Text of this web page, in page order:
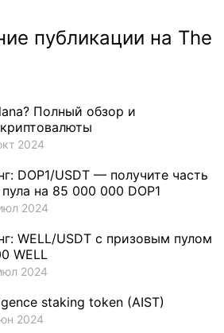
2
1
публикации на The
Полный обзор и
2024
DOP1/USDT — получите часть
на 85 000 000 DOP1
2024
WELL/USDT с призовым пулом
WELL
2024
staking token (AIST)
2024